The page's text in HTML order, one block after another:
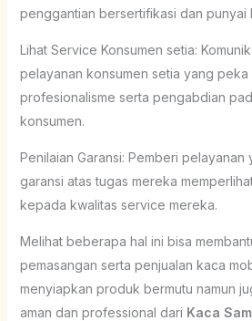
penggantian bersertifikasi dan punyai
Lihat Service Konsumen setia:
pelayanan konsumen setia yang peka
profesionalisme serta pengabdian
konsumen.
Penilaian Garansi: Pemberi pelayanan
garansi atas tugas mereka
kepada kwalitas service mereka.
Melihat beberapa hal ini bisa
pemasangan serta penjualan kaca
menyiapkan produk bermutu namun
aman dan professional dari Kaca